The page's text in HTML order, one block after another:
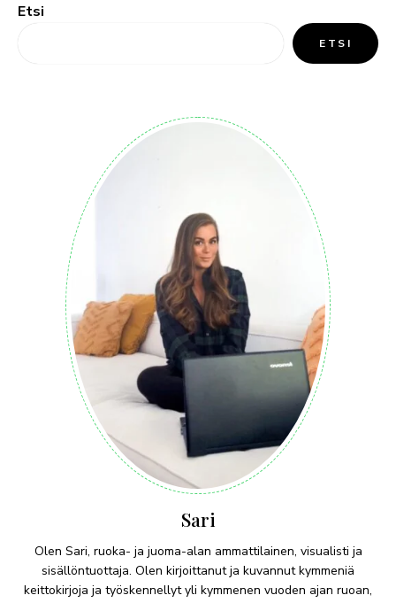
Etsi
ETSI
Sari
Olen Sari, ruoka- ja juoma-alan ammattilainen, visualisti ja
sisällöntuottaja. Olen kirjoittanut ja kuvannut kymmeniä
keittokirjoja ja työskennellyt yli kymmenen vuoden ajan ruoan,